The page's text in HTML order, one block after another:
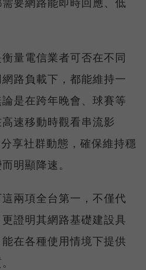
量電信業者可否在不同
路負載下，都能維持一
是在跨年晚會、球賽等
速移動時觀看串流影
享社群動態，確保維持穩
明顯降速。
兩項全台第一，不僅代
證明其網路基礎建設具
在各種使用情境下提供